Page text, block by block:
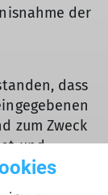
der
dass
zum Zweck
und
ich